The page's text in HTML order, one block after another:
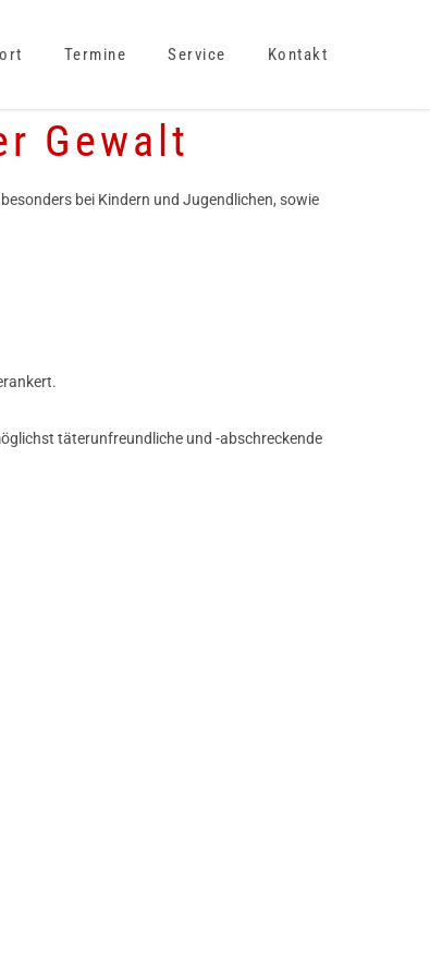
Termine Service Kontakt
Gewalt
bei Kindern und Jugendlichen, sowie
täterunfreundliche und -abschreckende